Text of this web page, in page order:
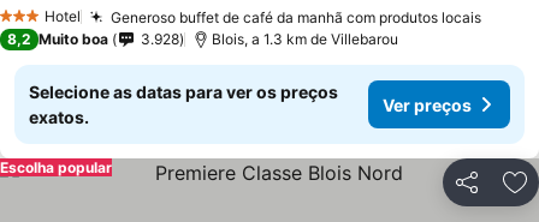
3 EstrelasHotel Generoso buffet de café da manhã com produtos locaisVer
8,2 Muito boa 3.928 Blois, a 1.3 km de Villebarou
Selecione as datas para ver os preços
exatos.
Ver preços
Partilhar
Escolha popular